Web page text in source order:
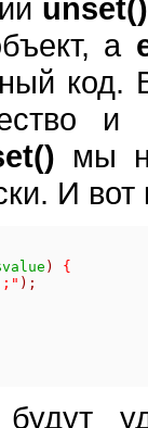
unset()
а
код.
и
мы
И вот
)
{
);